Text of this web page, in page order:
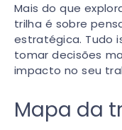
Mais do que
trilha é sobre
estratégica. Tudo
tomar decisões
impacto no seu
Mapa da